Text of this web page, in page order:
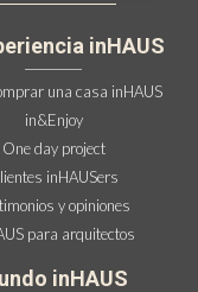
inHAUS
una casa inHAUS
in&Enjoy
One day project
inHAUSers
y opiniones
para arquitectos
inHAUS